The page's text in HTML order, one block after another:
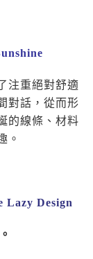
注重絕對舒適
對話，從而形
的線條、材料
。
Lazy Design
。